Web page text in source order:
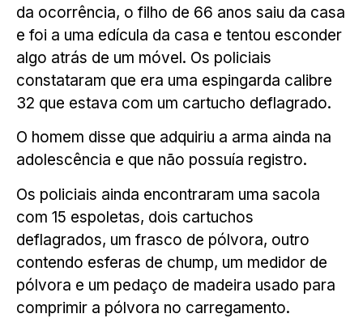
da ocorrência, o filho de 66 anos saiu da casa
e foi a uma edícula da casa e tentou esconder
algo atrás de um móvel. Os policiais
constataram que era uma espingarda calibre
32 que estava com um cartucho deflagrado.
O homem disse que adquiriu a arma ainda na
adolescência e que não possuía registro.
Os policiais ainda encontraram uma sacola
com 15 espoletas, dois cartuchos
deflagrados, um frasco de pólvora, outro
contendo esferas de chump, um medidor de
pólvora e um pedaço de madeira usado para
comprimir a pólvora no carregamento.